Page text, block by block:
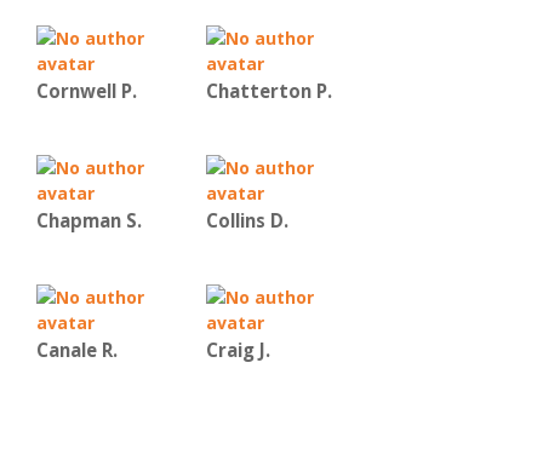
Cornwell P. Chatterton P.
Chapman S. Collins D.
Canale R. Craig J.